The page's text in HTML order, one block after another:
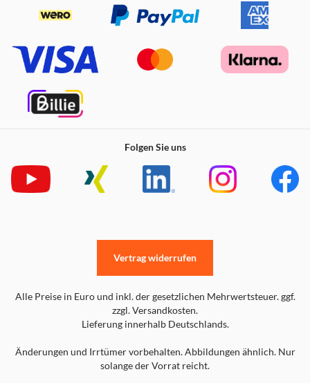
Folgen Sie uns
Alle Preise in Euro und inkl. der gesetzlichen Mehrwertsteuer. ggf.
zzgl. Versandkosten.
Lieferung innerhalb Deutschlands.
Änderungen und Irrtümer vorbehalten. Abbildungen ähnlich. Nur
solange der Vorrat reicht.
Vertrag widerrufen